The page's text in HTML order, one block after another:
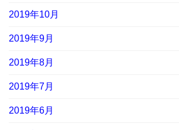
2019年10月
2019年9月
2019年8月
2019年7月
2019年6月